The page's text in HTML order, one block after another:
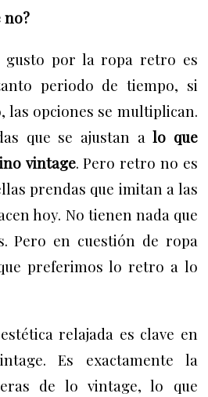
no?
por la ropa retro es
periodo de tiempo, si
las opciones se multiplican.
que se ajustan alo que
vintage. Pero retro no es
prendas que imitan a las
hoy. No tienen nada que
Pero en cuestión de ropa
preferimos lo retro a lo
relajada es clave en
Es exactamente la
de lo vintage, lo que